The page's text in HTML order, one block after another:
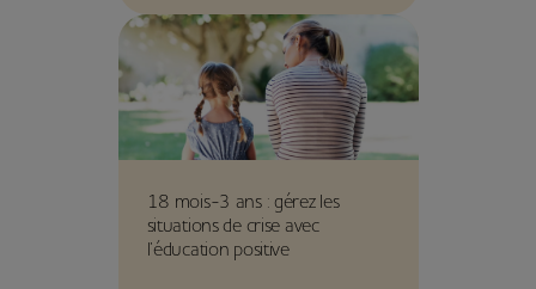
18 mois-3 ans : gérez les
situations de crise avec
l’éducation positive